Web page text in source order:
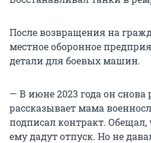
После возвращения на
местное оборонное
детали для боевых машин.
— В июне 2023 года он
рассказывает мама
подписал контракт. Обещал,
ему дадут отпуск. Но не